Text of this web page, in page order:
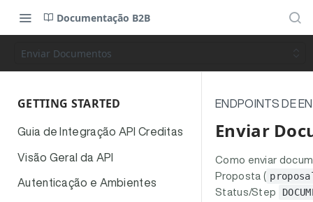
Documentação B2B
Enviar Documentos
GETTING STARTED
Guia de Integração API Creditas
Visão Geral da API
Autenticação e Ambientes
ENDPOINTS DE
Enviar
Como enviar
Proposta (
Status/Step